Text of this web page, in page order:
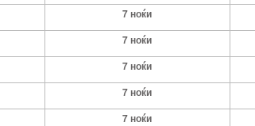
7 ноќи
7 ноќи
7 ноќи
7 ноќи
7 ноќи